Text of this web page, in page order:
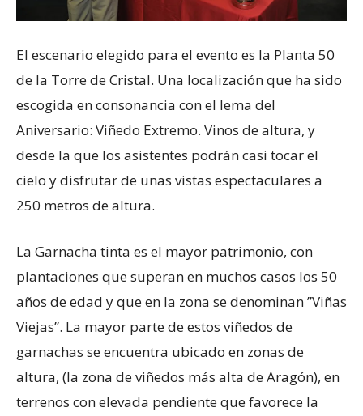
El escenario elegido para el evento es la Planta 50
de la Torre de Cristal. Una localización que ha sido
escogida en consonancia con el lema del
Aniversario: Viñedo Extremo. Vinos de altura, y
desde la que los asistentes podrán casi tocar el
cielo y disfrutar de unas vistas espectaculares a
250 metros de altura.
La Garnacha tinta es el mayor patrimonio, con
plantaciones que superan en muchos casos los 50
años de edad y que en la zona se denominan ”Viñas
Viejas”. La mayor parte de estos viñedos de
garnachas se encuentra ubicado en zonas de
altura, (la zona de viñedos más alta de Aragón), en
terrenos con elevada pendiente que favorece la